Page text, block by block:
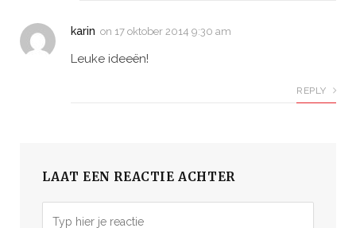
karin on 17 oktober 2014 9:30 am
Leuke ideeën!
REPLY
LAAT EEN REACTIE ACHTER